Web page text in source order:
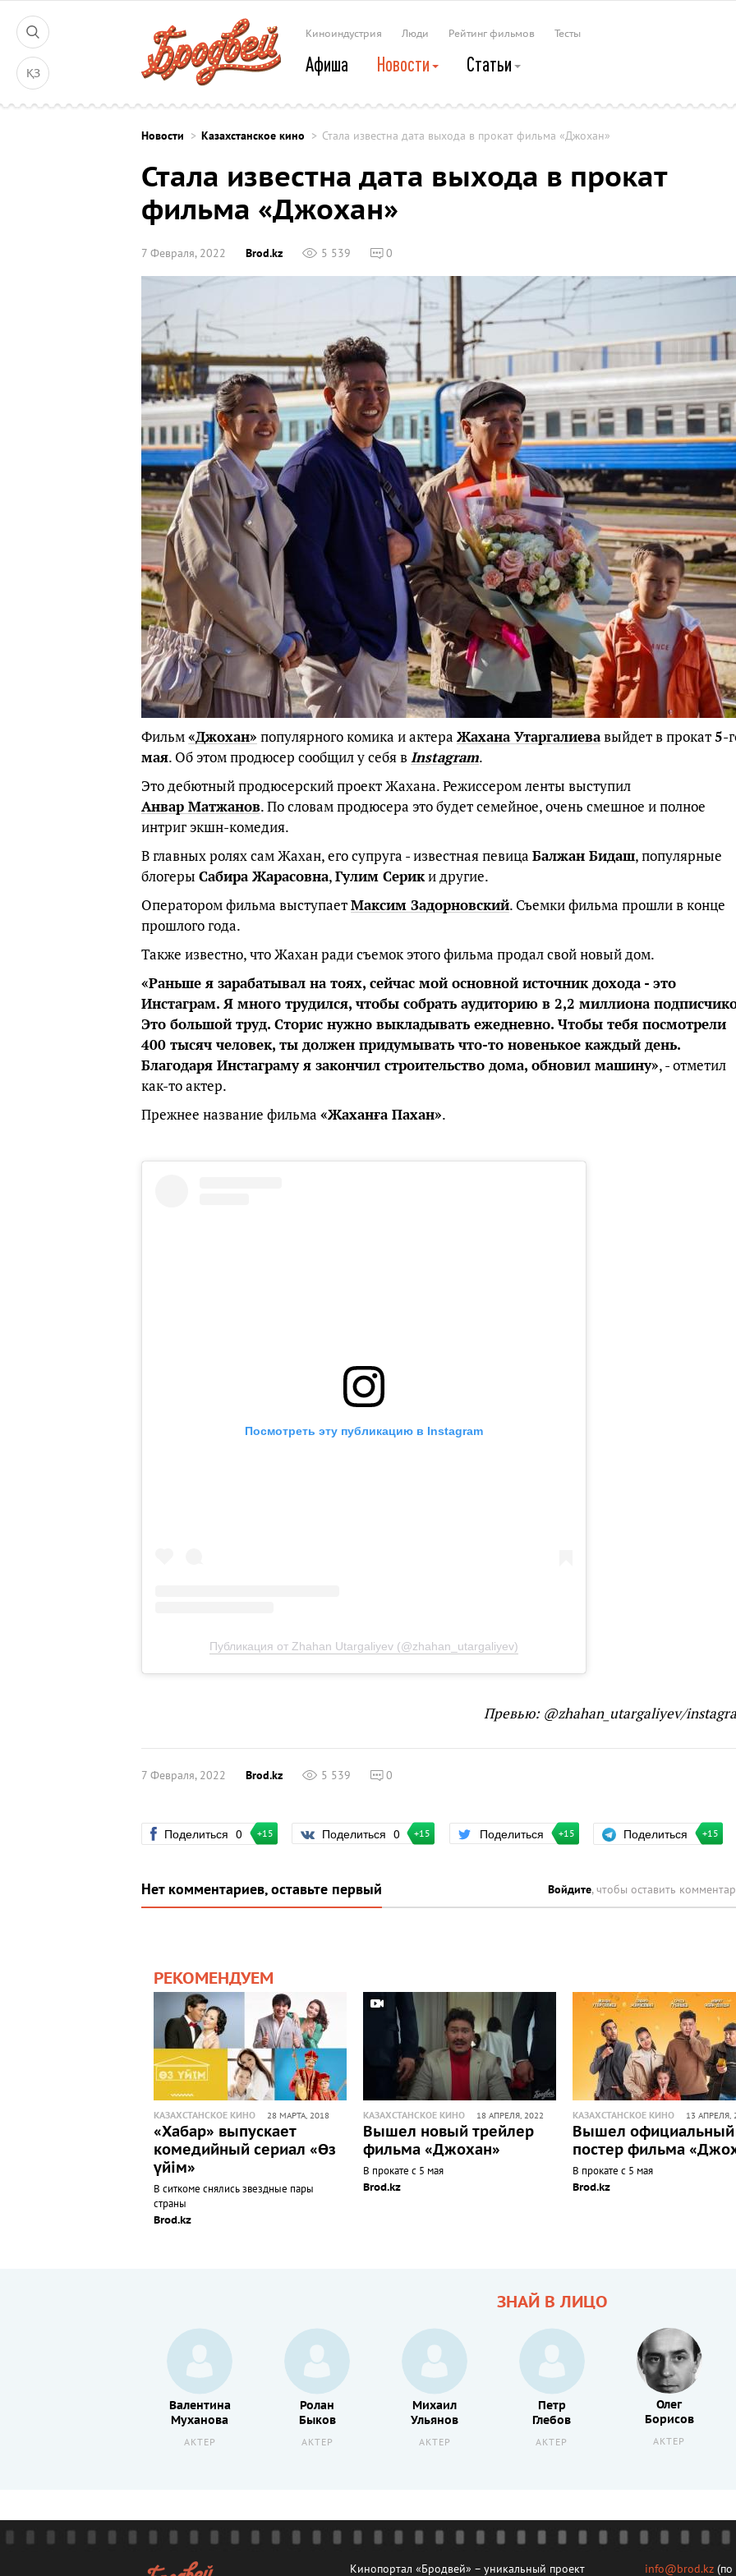
ҚЗ
Киноиндустрия Люди Рейтинг фильмов Тесты
Афиша Новости Статьи
Новости Казахстанское кино Стала известна дата выхода в прокат фильма «Джохан»
Стала известна дата выхода в прокат
фильма «Джохан»
7 Февраля, 2022 Brod.kz 5 539 0
Фильм«Джохан» популярного комика и актера Жахана Утаргалиевавыйдет в прокат5-
мая. Об этом продюсер сообщил у себя вInstagram.
Это дебютный продюсерский проект Жахана. Режиссером ленты выступил
Анвар Матжанов. По словам продюсера это будет семейное, очень смешное и полное
интриг экшн-комедия.
В главных ролях сам Жахан, его супруга - известная певица Балжан Бидаш, популярные
блогеры Сабира Жарасовна,Гулим Серики другие.
Оператором фильма выступаетМаксим Задорновский. Съемки фильма прошли в конце
прошлого года.
Также известно, что Жахан ради съемок этого фильма продал свой новый дом.
«Раньше я зарабатывал на тоях, сейчас мой основной источник дохода - это
Инстаграм. Я много трудился, чтобы собрать аудиторию в 2,2 миллиона
Это большой труд. Сторис нужно выкладывать ежедневно. Чтобы тебя посмотрели
400 тысяч человек, ты должен придумывать что-то новенькое каждый день.
Благодаря Инстаграму я закончил строительство дома, обновил машину», - отметил
как-то актер.
Прежнее название фильма «Жаханға Пахан».
Посмотреть эту публикацию в Instagram
Публикация от Zhahan Utargaliyev (@zhahan_utargaliyev)
Превью: @zhahan_utargaliyev/
7 Февраля, 2022 Brod.kz 5 539 0
Поделиться 0 +15 Поделиться 0 +15 Поделиться +15 Поделиться +15
Нет комментариев, оставьте первый Войдите, чтобы оставить
РЕКОМЕНДУЕМ
КАЗАХСТАНСКОЕ КИНО 28 МАРТА, 2018
«Хабар» выпускает
комедийный сериал «Өз
үйім»
В ситкоме снялись звездные пары
страны
Brod.kz
КАЗАХСТАНСКОЕ КИНО 18 АПРЕЛЯ, 2022
Вышел новый трейлер
фильма «Джохан»
В прокате с 5 мая
Brod.kz
КАЗАХСТАНСКОЕ КИНО 13 АПРЕЛЯ,
Вышел официальный
постер фильма
В прокате с 5 мая
Brod.kz
ЗНАЙ В ЛИЦО
Валентина
Муханова
АКТЕР
Ролан
Быков
АКТЕР
Михаил
Ульянов
АКТЕР
Петр
Глебов
АКТЕР
Олег
Борисов
АКТЕР
Кинопортал «Бродвей» – уникальный проект info@brod.kz (по